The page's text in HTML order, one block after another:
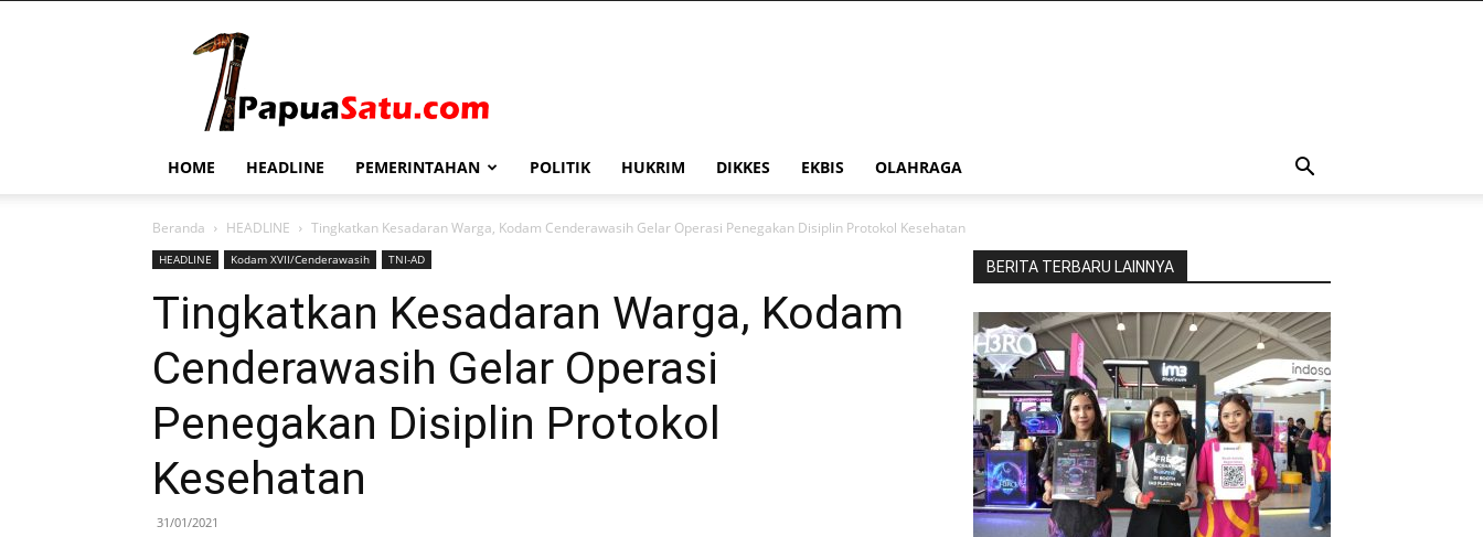
HOME HEADLINE PEMERINTAHAN POLITIK HUKRIM DIKKES EKBIS OLAHRAGA
Beranda HEADLINE Tingkatkan Kesadaran Warga, Kodam Cenderawasih Gelar Operasi Penegakan Disiplin Protokol Kesehatan
HEADLINE Kodam XVII/Cenderawasih TNI-AD
Tingkatkan Kesadaran Warga, Kodam
Cenderawasih Gelar Operasi
Penegakan Disiplin Protokol
Kesehatan
31/01/2021
BERITA TERBARU LAINNYA